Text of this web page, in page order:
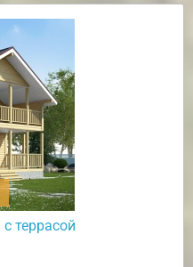
террасой